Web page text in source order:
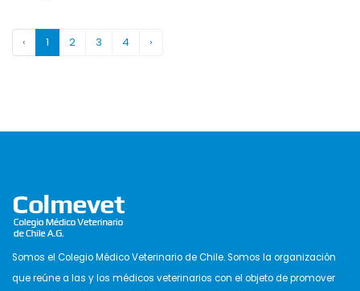
‹ 1 2 3 4 ›
Somos el Colegio Médico Veterinario de Chile. Somos la organización
que reúne a las y los médicos veterinarios con el objeto de promover